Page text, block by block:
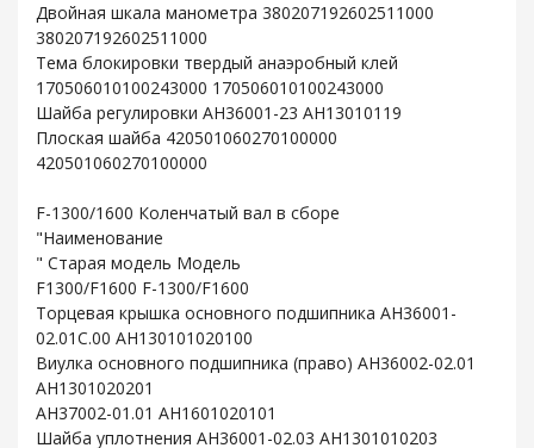
Двойная шкала манометра 380207192602511000
380207192602511000
Тема блокировки твердый анаэробный клей
170506010100243000 170506010100243000
Шайба регулировки AH36001-23 AH13010119
Плоская шайба 420501060270100000
420501060270100000
F-1300/1600 Коленчатый вал в сборе
"Наименование
" Старая модель Модель
F1300/F1600 F-1300/F1600
Торцевая крышка основного подшипника AH36001-
02.01C.00 AH130101020100
Виулка основного подшипника (право) AH36002-02.01
AH1301020201
AH37002-01.01 AH1601020101
Шайба уплотнения AH36001-02.03 AH1301010203